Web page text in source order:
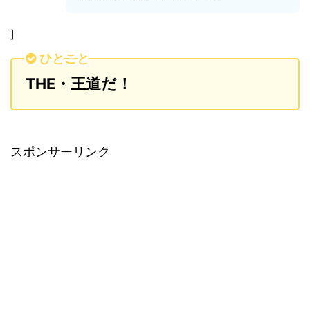
]
ひとこと
THE・王道だ！
スポンサーリンク